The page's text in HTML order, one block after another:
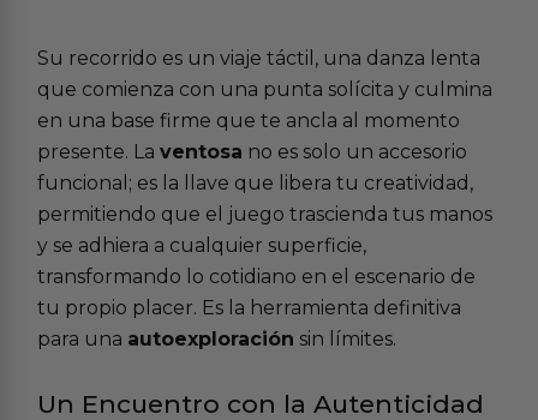
Su recorrido es un viaje táctil, una danza lenta
que comienza con una punta solícita y culmina
en una base firme que te ancla al momento
presente. Laventosa no es solo un accesorio
funcional; es la llave que libera tu creatividad,
permitiendo que el juego trascienda tus manos
y se adhiera a cualquier superficie,
transformando lo cotidiano en el escenario de
tu propio placer. Es la herramienta definitiva
para una autoexploración sin límites.
Un Encuentro con la Autenticidad